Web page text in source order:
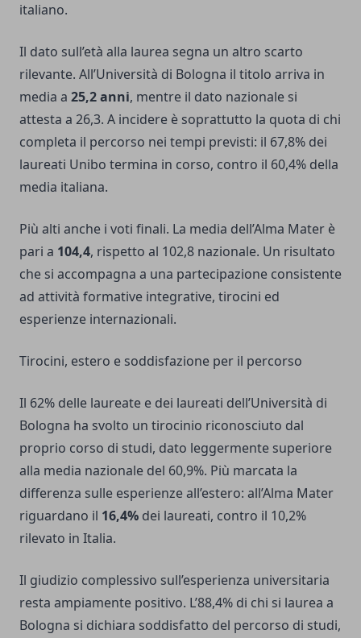
italiano.
Il dato sull’età alla laurea segna un altro scarto
rilevante. All’Università di Bologna il titolo arriva in
media a 25,2 anni, mentre il dato nazionale si
attesta a 26,3. A incidere è soprattutto la quota di chi
completa il percorso nei tempi previsti: il 67,8% dei
laureati Unibo termina in corso, contro il 60,4% della
media italiana.
Più alti anche i voti finali. La media dell’Alma Mater è
pari a 104,4, rispetto al 102,8 nazionale. Un risultato
che si accompagna a una partecipazione consistente
ad attività formative integrative, tirocini ed
esperienze internazionali.
Tirocini, estero e soddisfazione per il percorso
Il 62% delle laureate e dei laureati dell’Università di
Bologna ha svolto un tirocinio riconosciuto dal
proprio corso di studi, dato leggermente superiore
alla media nazionale del 60,9%. Più marcata la
differenza sulle esperienze all’estero: all’Alma Mater
riguardano il 16,4% dei laureati, contro il 10,2%
rilevato in Italia.
Il giudizio complessivo sull’esperienza universitaria
resta ampiamente positivo. L’88,4% di chi si laurea a
Bologna si dichiara soddisfatto del percorso di studi,